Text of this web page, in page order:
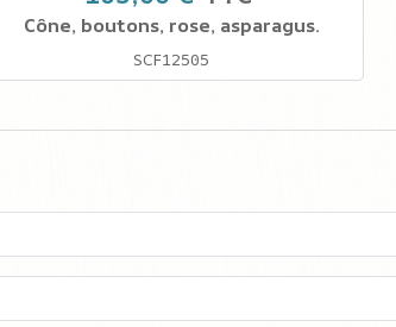
Cône, boutons, rose, asparagus.
SCF12505